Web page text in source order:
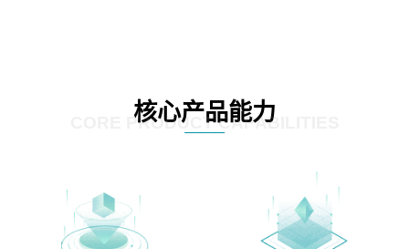
核心产品能力
CORE PRODUCT CAPABILITIES